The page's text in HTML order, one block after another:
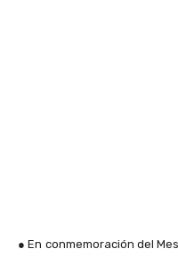
● En conmemoración del